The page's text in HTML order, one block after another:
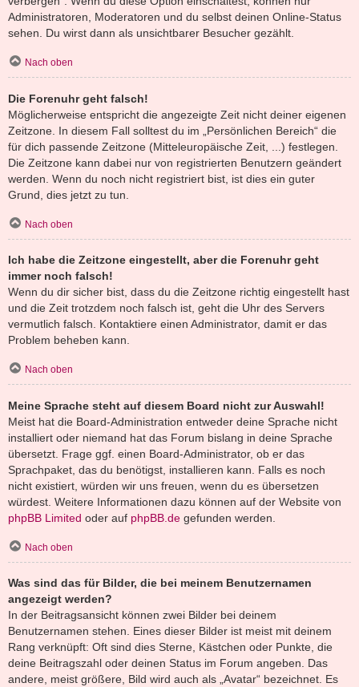
Administratoren, Moderatoren und du selbst deinen Online-Status
sehen. Du wirst dann als unsichtbarer Besucher gezählt.
Nach oben
Die Forenuhr geht falsch!
Möglicherweise entspricht die angezeigte Zeit nicht deiner eigenen
Zeitzone. In diesem Fall solltest du im „Persönlichen Bereich“ die
für dich passende Zeitzone (Mitteleuropäische Zeit, ...) festlegen.
Die Zeitzone kann dabei nur von registrierten Benutzern geändert
werden. Wenn du noch nicht registriert bist, ist dies ein guter
Grund, dies jetzt zu tun.
Nach oben
Ich habe die Zeitzone eingestellt, aber die Forenuhr geht
immer noch falsch!
Wenn du dir sicher bist, dass du die Zeitzone richtig eingestellt hast
und die Zeit trotzdem noch falsch ist, geht die Uhr des Servers
vermutlich falsch. Kontaktiere einen Administrator, damit er das
Problem beheben kann.
Nach oben
Meine Sprache steht auf diesem Board nicht zur Auswahl!
Meist hat die Board-Administration entweder deine Sprache nicht
installiert oder niemand hat das Forum bislang in deine Sprache
übersetzt. Frage ggf. einen Board-Administrator, ob er das
Sprachpaket, das du benötigst, installieren kann. Falls es noch
nicht existiert, würden wir uns freuen, wenn du es übersetzen
würdest. Weitere Informationen dazu können auf der Website von
phpBB Limited oder auf phpBB.de gefunden werden.
Nach oben
Was sind das für Bilder, die bei meinem Benutzernamen
angezeigt werden?
In der Beitragsansicht können zwei Bilder bei deinem
Benutzernamen stehen. Eines dieser Bilder ist meist mit deinem
Rang verknüpft: Oft sind dies Sterne, Kästchen oder Punkte, die
deine Beitragszahl oder deinen Status im Forum angeben. Das
andere, meist größere, Bild wird auch als „Avatar“ bezeichnet. Es